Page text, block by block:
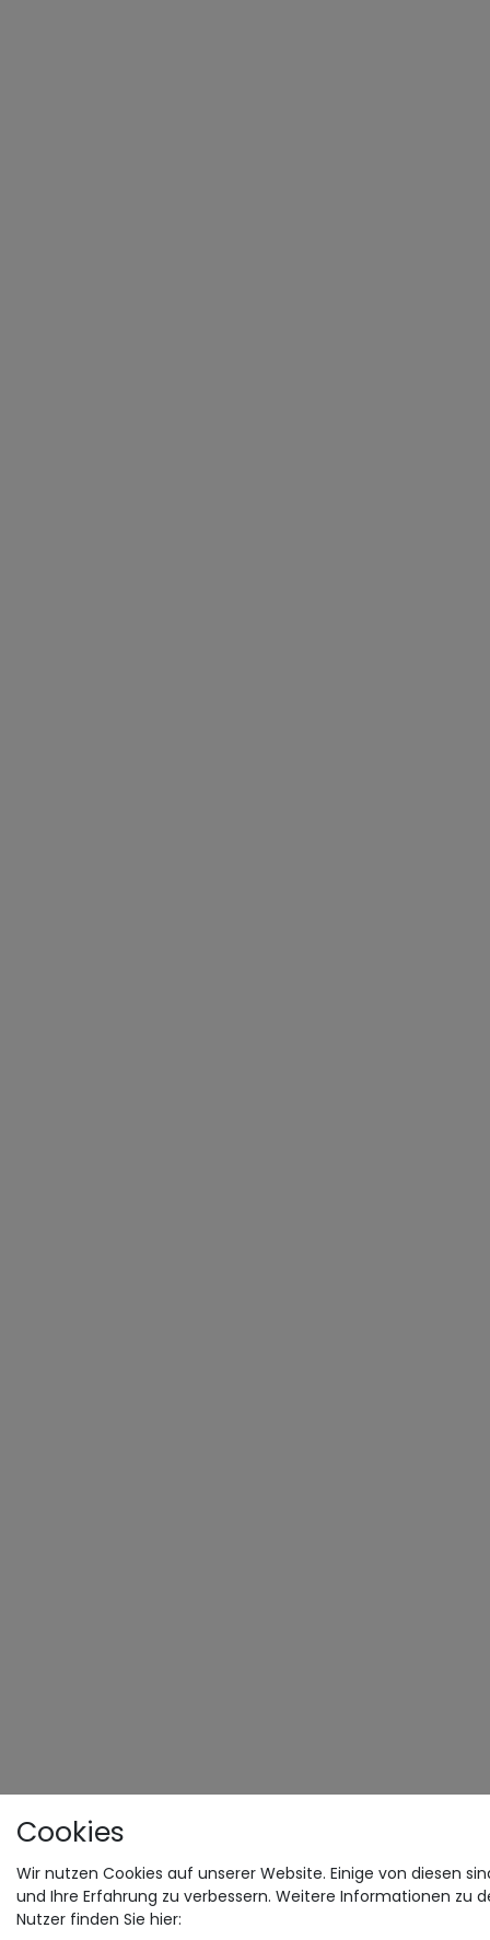
Cookies
Wir nutzen Cookies auf unserer Website. Einige von diesen
und Ihre Erfahrung zu verbessern. Weitere Informationen zu
Nutzer finden Sie hier: